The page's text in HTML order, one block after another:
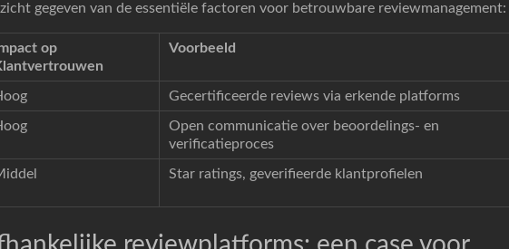
gegeven van de essentiële factoren voor betrouwbare reviewmanagement:
op
Voorbeeld
Gecertificeerde reviews via erkende platforms
Open communicatie over beoordelings- en
verificatieproces
Star ratings, geverifieerde klantprofielen